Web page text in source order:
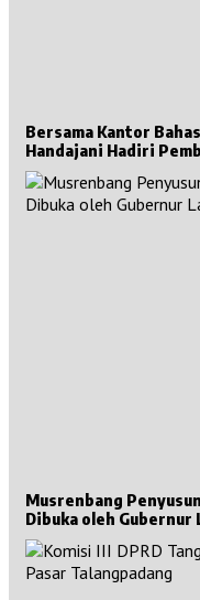
Bersama Kantor
Handajani Hadiri
Musrenbang
Dibuka oleh Gubernur